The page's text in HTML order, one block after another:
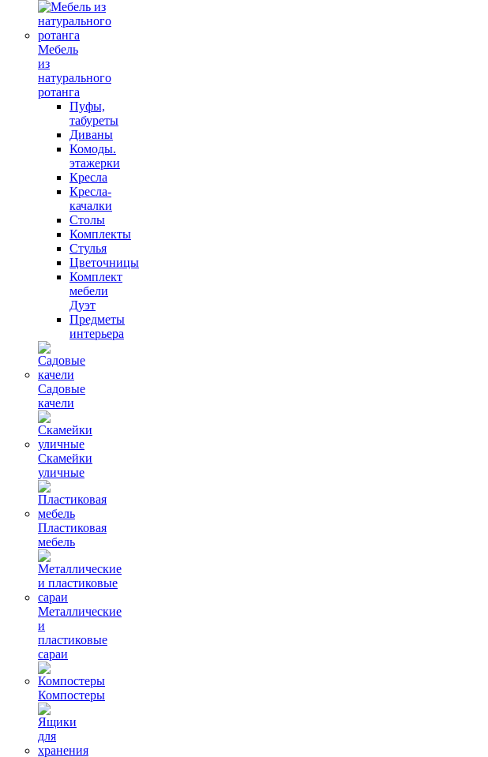
Мебель
из
натурального
ротанга
Пуфы,
табуреты
Диваны
Комоды.
этажерки
Кресла
Кресла-
качалки
Столы
Комплекты
Стулья
Цветочницы
Комплект
мебели
Дуэт
Предметы
интерьера
Садовые
качели
Скамейки
уличные
Пластиковая
мебель
Металлические
и
пластиковые
сараи
Компостеры